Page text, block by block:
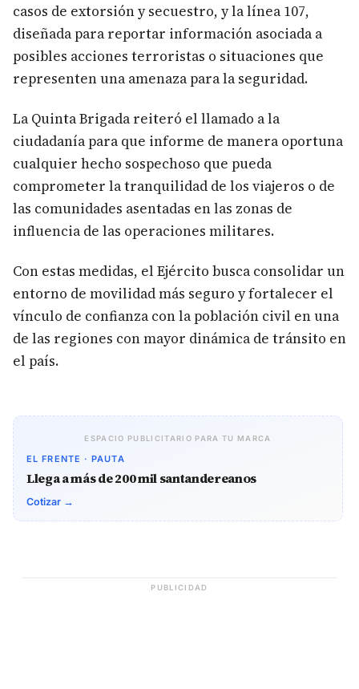
casos de extorsión y secuestro, y la línea 107,
diseñada para reportar información asociada a
posibles acciones terroristas o situaciones que
representen una amenaza para la seguridad.
La Quinta Brigada reiteró el llamado a la
ciudadanía para que informe de manera oportuna
cualquier hecho sospechoso que pueda
comprometer la tranquilidad de los viajeros o de
las comunidades asentadas en las zonas de
influencia de las operaciones militares.
Con estas medidas, el Ejército busca consolidar un
entorno de movilidad más seguro y fortalecer el
vínculo de confianza con la población civil en una
de las regiones con mayor dinámica de tránsito en
el país.
ESPACIO PUBLICITARIO PARA TU MARCA
EL FRENTE · PAUTA
Llega a más de 200 mil santandereanos
Cotizar →
PUBLICIDAD